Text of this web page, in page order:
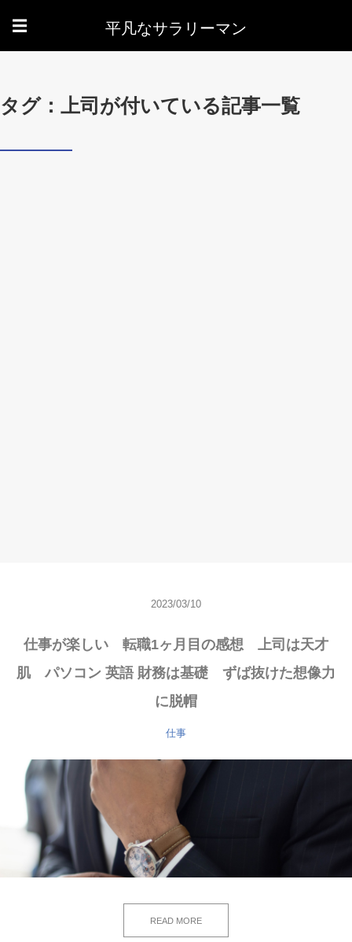
☰ 平凡なサラリーマン
タグ：上司が付いている記事一覧
2023/03/10
仕事が楽しい 転職1ヶ月目の感想 上司は天才
肌 パソコン 英語 財務は基礎 ずば抜けた想像力
に脱帽
仕事
READ MORE